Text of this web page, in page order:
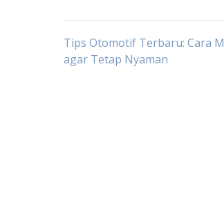
Post
Tips Otomotif Terbaru: Cara
agar Tetap Nyaman